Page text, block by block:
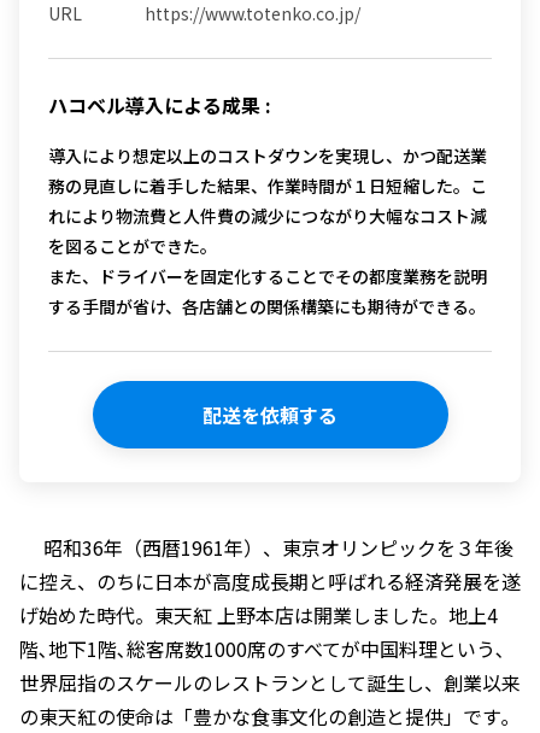
URL
https://www.totenko.co.jp/
ハコベル導入による成果 :
導入により想定以上のコストダウンを実現し、かつ配送業
務の見直しに着手した結果、作業時間が１日短縮した。こ
れにより物流費と人件費の減少につながり大幅なコスト減
を図ることができた。
また、ドライバーを固定化することでその都度業務を説明
する手間が省け、各店舗との関係構築にも期待ができる。
配送を依頼する
昭和36年（西暦1961年）、東京オリンピックを３年後
に控え、のちに日本が高度成長期と呼ばれる経済発展を遂
げ始めた時代。東天紅 上野本店は開業しました。 地上4
階､地下1階､総客席数1000席のすべてが中国料理という､
世界屈指のスケールのレストランとして誕生し、創業以来
の東天紅の使命は「豊かな食事文化の創造と提供」です｡